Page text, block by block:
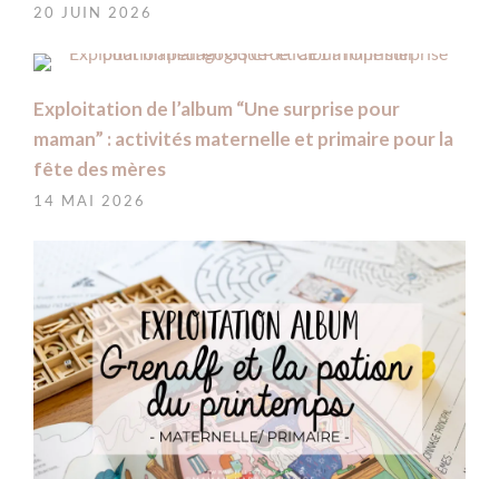
20 JUIN 2026
Exploitation de l’album “Une surprise pour
maman” : activités maternelle et primaire pour la
fête des mères
14 MAI 2026